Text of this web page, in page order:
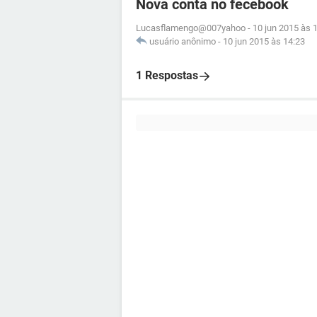
Nova conta no fecebook
Lucasflamengo@007yahoo - 10 jun 2015 às
usuário anônimo - 10 jun 2015 às 14:23
1 Respostas